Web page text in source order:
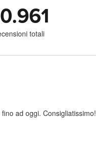
totali
ad oggi. Consigliatissimo!